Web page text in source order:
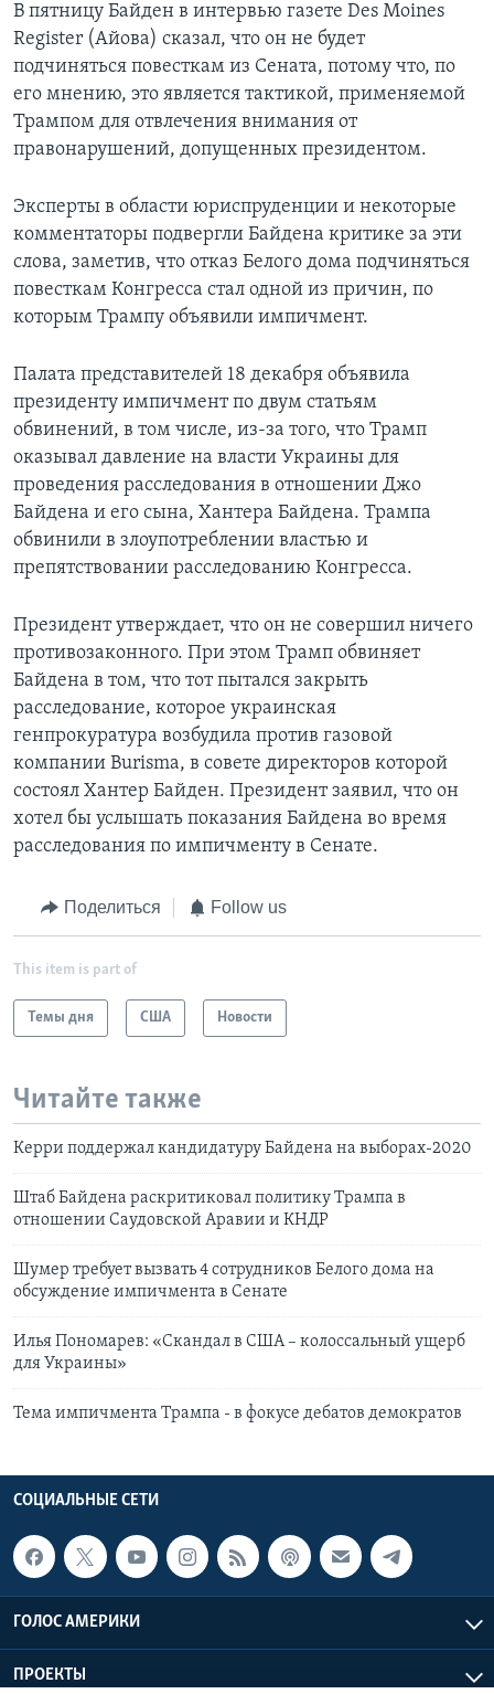
В пятницу Байден в интервью газете Des Moines
Register (Айова) сказал, что он не будет
подчиняться повесткам из Сената, потому что, по
его мнению, это является тактикой, применяемой
Трампом для отвлечения внимания от
правонарушений, допущенных президентом.
Эксперты в области юриспруденции и некоторые
комментаторы подвергли Байдена критике за эти
слова, заметив, что отказ Белого дома подчиняться
повесткам Конгресса стал одной из причин, по
которым Трампу объявили импичмент.
Палата представителей 18 декабря объявила
президенту импичмент по двум статьям
обвинений, в том числе, из-за того, что Трамп
оказывал давление на власти Украины для
проведения расследования в отношении Джо
Байдена и его сына, Хантера Байдена. Трампа
обвинили в злоупотреблении властью и
препятствовании расследованию Конгресса.
Президент утверждает, что он не совершил ничего
противозаконного. При этом Трамп обвиняет
Байдена в том, что тот пытался закрыть
расследование, которое украинская
генпрокуратура возбудила против газовой
компании Burisma, в совете директоров которой
состоял Хантер Байден. Президент заявил, что он
хотел бы услышать показания Байдена во время
расследования по импичменту в Сенате.
Поделиться Follow us
This item is part of
Темы дня США Новости
Читайте также
Керри поддержал кандидатуру Байдена на выборах-2020
Штаб Байдена раскритиковал политику Трампа в
отношении Саудовской Аравии и КНДР
Шумер требует вызвать 4 сотрудников Белого дома на
обсуждение импичмента в Сенате
Илья Пономарев: «Скандал в США – колоссальный ущерб
для Украины»
Тема импичмента Трампа - в фокусе дебатов демократов
СОЦИАЛЬНЫЕ СЕТИ
ГОЛОС АМЕРИКИ
ПРОЕКТЫ